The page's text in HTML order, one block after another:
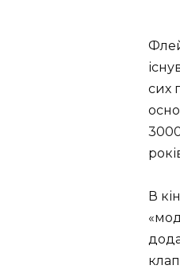
сих
В